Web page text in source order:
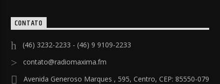
CONTATO
(46) 3232-2233 - (46) 9 9109-2233
contato@radiomaxima.fm
Avenida Generoso Marques , 595, Centro, CEP: 85550-079